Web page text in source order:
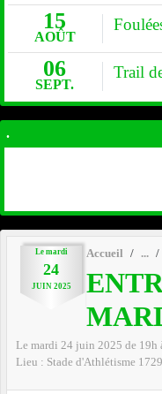
Le mardi
24
JUIN 2025
Accueil
Le mardi 24 juin 2025 de 19h
Lieu : Stade d'Athlétisme
15
AOÛT
06
SEPT.
Trail
.